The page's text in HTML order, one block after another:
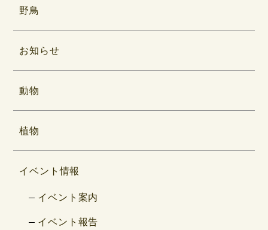
野鳥
お知らせ
動物
植物
イベント情報
イベント案内
イベント報告